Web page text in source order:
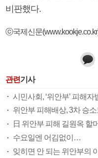
비판했다.
ⓒ국제신문
관련기사
시민사회, ‘위안부’ 피해
위안부 피해배상, 3차 승
日 위안부 피해 길원옥 할
수요일엔 어김없이…
잊히면 안 되는 위안부의